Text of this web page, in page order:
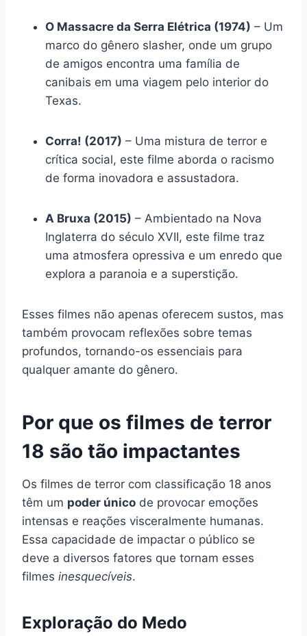
O Massacre da Serra Elétrica (1974) – Um
marco do gênero slasher, onde um grupo
de amigos encontra uma família de
canibais em uma viagem pelo interior do
Texas.
Corra! (2017) – Uma mistura de terror e
crítica social, este filme aborda o racismo
de forma inovadora e assustadora.
A Bruxa (2015) – Ambientado na Nova
Inglaterra do século XVII, este filme traz
uma atmosfera opressiva e um enredo que
explora a paranoia e a superstição.
Esses filmes não apenas oferecem sustos, mas
também provocam reflexões sobre temas
profundos, tornando-os essenciais para
qualquer amante do gênero.
Por que os filmes de terror
18 são tão impactantes
Os filmes de terror com classificação 18 anos
têm um poder único de provocar emoções
intensas e reações visceralmente humanas.
Essa capacidade de impactar o público se
deve a diversos fatores que tornam esses
filmes inesquecíveis.
Exploração do Medo